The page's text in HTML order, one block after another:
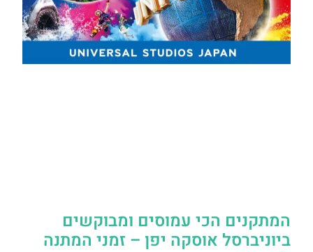
המתקנים הכי עמוסים ומבוקשים
ביוניברסל אוסקה יפן – זמני המתנה